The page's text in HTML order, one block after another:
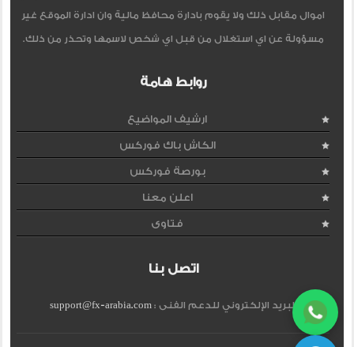
اموال مقابل ذلك ولا يقوم بادارة محافظ مالية وان ادارة الموقع غير
مسؤولة عن اي استغلال من قبل اي شخص لاسمها وتحذر من ذلك.
روابط هامة
ارشيف المواضيع
الكاش باك فوركس
بورصة فوركس
اعلن معنا
فتاوى
اتصل بنا
البريد الإلكتروني للدعم الفنى :support@fx-arabia.com